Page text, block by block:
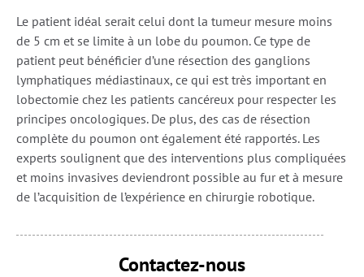
Le patient idéal serait celui dont la tumeur mesure moins
de 5 cm et se limite à un lobe du poumon. Ce type de
patient peut bénéficier d’une résection des ganglions
lymphatiques médiastinaux, ce qui est très important en
lobectomie chez les patients cancéreux pour respecter les
principes oncologiques. De plus, des cas de résection
complète du poumon ont également été rapportés. Les
experts soulignent que des interventions plus compliquées
et moins invasives deviendront possible au fur et à mesure
de l’acquisition de l’expérience en chirurgie robotique.
Contactez-nous